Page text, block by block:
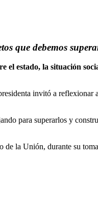
que debemos
estado, la situación
invitó a
para superarlos y
la Unión, durante su